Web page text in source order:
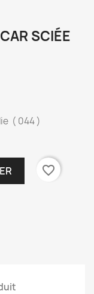
SCIÉE
( 044 )
favorite_border